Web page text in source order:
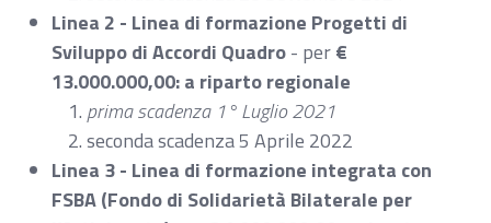
Linea 2 - Linea di formazione Progetti di
Sviluppo di Accordi Quadro- per€
13.000.000,00: a riparto regionale
prima scadenza 1° Luglio 2021
seconda scadenza 5 Aprile 2022
Linea 3 - Linea di formazione integrata con
FSBA (Fondo di Solidarietà Bilaterale per